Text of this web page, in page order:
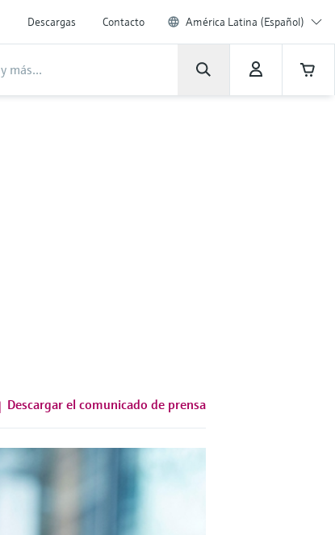
Descargas Contacto América Latina (Español)
Descargar el comunicado de prensa